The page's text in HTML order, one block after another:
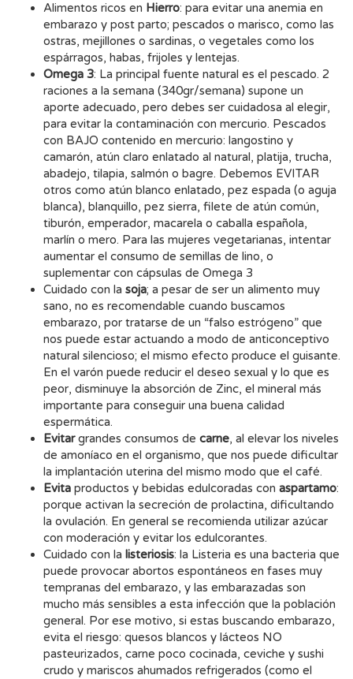
Alimentos ricos en Hierro: para evitar una anemia en
embarazo y post parto; pescados o marisco, como las
ostras, mejillones o sardinas, o vegetales como los
espárragos, habas, frijoles y lentejas.
Omega 3: La principal fuente natural es el pescado. 2
raciones a la semana (340gr/semana) supone un
aporte adecuado, pero debes ser cuidadosa al elegir,
para evitar la contaminación con mercurio. Pescados
con BAJO contenido en mercurio: langostino y
camarón, atún claro enlatado al natural, platija, trucha,
abadejo, tilapia, salmón o bagre. Debemos EVITAR
otros como atún blanco enlatado, pez espada (o aguja
blanca), blanquillo, pez sierra, filete de atún común,
tiburón, emperador, macarela o caballa española,
marlín o mero. Para las mujeres vegetarianas, intentar
aumentar el consumo de semillas de lino, o
suplementar con cápsulas de Omega 3
Cuidado con la soja; a pesar de ser un alimento muy
sano, no es recomendable cuando buscamos
embarazo, por tratarse de un “falso estrógeno” que
nos puede estar actuando a modo de anticonceptivo
natural silencioso; el mismo efecto produce el guisante.
En el varón puede reducir el deseo sexual y lo que es
peor, disminuye la absorción de Zinc, el mineral más
importante para conseguir una buena calidad
espermática.
Evitargrandes consumos de carne, al elevar los niveles
de amoníaco en el organismo, que nos puede dificultar
la implantación uterina del mismo modo que el café.
Evita productos y bebidas edulcoradas con aspartamo:
porque activan la secreción de prolactina, dificultando
la ovulación. En general se recomienda utilizar azúcar
con moderación y evitar los edulcorantes.
Cuidado con la listeriosis: la Listeria es una bacteria que
puede provocar abortos espontáneos en fases muy
tempranas del embarazo, y las embarazadas son
mucho más sensibles a esta infección que la población
general. Por ese motivo, si estas buscando embarazo,
evita el riesgo: quesos blancos y lácteos NO
pasteurizados, carne poco cocinada, ceviche y sushi
crudo y mariscos ahumados refrigerados (como el